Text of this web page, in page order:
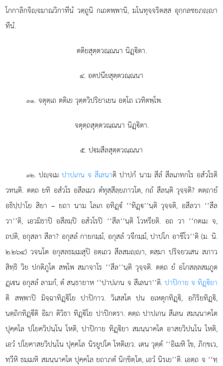
โกกาลิกจิฺจมาณวิกาทีนํ วตฺถูนิ กเถตพฺพานิ, มโนทุจฺจริตสฺส อุกฺกลชยภฺา
ทีนํ.
ตติยสุตฺตวณฺณนา นิฏฺิตา.
๔. อตปนียสุตฺตวณฺณนา
๓๑. จตุตฺเถ ตติเย วุตฺตวิปริยาเยน อตฺโถ เวทิตพฺโพ.
จตุตฺถสุตฺตวณฺณนา นิฏฺิตา.
๕. ปมสีลสุตฺตวณฺณนา
๓๒. ปฺจเมปาปเกน จ สีเลนาติ ปาปกํ นาม สีลํ สีลเภทกโร อสํวโรติ
วทนฺติ. ตตฺถ ยทิ อสํวโร อสีลเมว ตํทุสฺสีลฺยภาวโต, กถํ สีลนฺติ วุจฺจติ? ตตฺถายํ
อธิปฺปาโย สิยา – ยถา นาม โลเก อทิฏฺํ ‘‘ทิฏฺ’’นฺติ วุจฺจติ, อสีลวา ‘‘สีล
วา’’ติ, เอวมิธาปิ อสีลมฺปิ อสํวโรปิ ‘‘สีล’’นฺติ โวหรียติ. อถ วา ‘‘กตเม จ,
ถปติ, อกุสลา สีลา? อกุสลํ กายกมฺมํ, อกุสลํ วจีกมฺมํ, ปาปโก อาชีโว’’ติ (ม. นิ.
๒.๒๖๔) วจนโต อกุสลธมฺเมสุปิ อตฺเถว สีลสมฺา, ตสฺมา ปริจยวเสน สภาว
สิทฺธิ วิย ปกติภูโต สพฺโพ สมาจาโร ‘‘สีล’’นฺติ วุจฺจติ. ตตฺถ ยํ อโกสลฺลสมฺภูต
ฏฺเน อกุสลํ ลามกํ, ตํ สนฺธายาห ‘‘ปาปเกน จ สีเลนา’’ติ. ปาปิกาย จ ทิฏฺิยา
ติ สพฺพาปิ มิจฺฉาทิฏฺิโย ปาปิกาว. วิเสสโต ปน อเหตุกทิฏฺิ, อกิริยทิฏฺิ,
นตฺถิกทิฏฺีติ อิมา ติวิธา ทิฏฺิโย ปาปิกตรา. ตตฺถ ปาปเกน สีเลน สมนฺนาคโต
ปุคฺคโล ปโยควิปนฺโน โหติ, ปาปิกาย ทิฏฺิยา สมนฺนาคโต อาสยวิปนฺโน โหติ,
เอวํ ปโยคาสยวิปนฺโน ปุคฺคโล นิรยูปโค โหติเยว. เตน วุตฺตํ ‘‘อิเมหิ โข, ภิกฺขเว,
ทฺวีหิ ธมฺเมหิ สมนฺนาคโต ปุคฺคโล ยถาภตํ นิกฺขิตฺโต, เอวํ นิรเย’’ติ. เอตฺถ จ ‘‘ทฺ